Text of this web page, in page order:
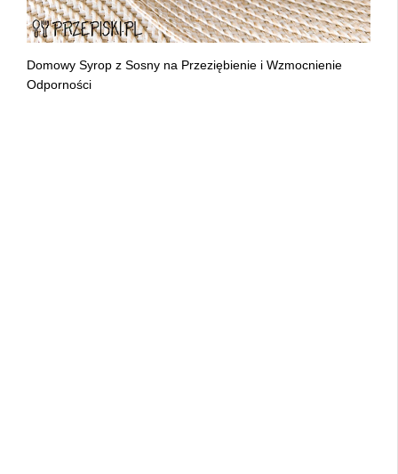
Domowy Syrop z Sosny na Przeziębienie i Wzmocnienie
Odporności